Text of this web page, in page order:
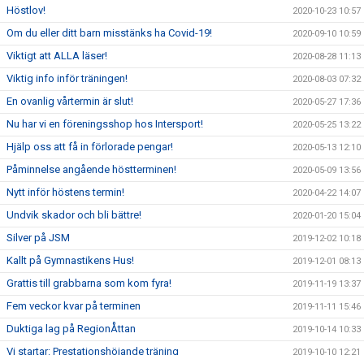
Höstlov! 2020-10-23 10:57
Om du eller ditt barn misstänks ha Covid-19! 2020-09-10 10:59
Viktigt att ALLA läser! 2020-08-28 11:13
Viktig info inför träningen! 2020-08-03 07:32
En ovanlig vårtermin är slut! 2020-05-27 17:36
Nu har vi en föreningsshop hos Intersport! 2020-05-25 13:22
Hjälp oss att få in förlorade pengar! 2020-05-13 12:10
Påminnelse angående höstterminen! 2020-05-09 13:56
Nytt inför höstens termin! 2020-04-22 14:07
Undvik skador och bli bättre! 2020-01-20 15:04
Silver på JSM 2019-12-02 10:18
Kallt på Gymnastikens Hus! 2019-12-01 08:13
Grattis till grabbarna som kom fyra! 2019-11-19 13:37
Fem veckor kvar på terminen 2019-11-11 15:46
Duktiga lag på RegionÅttan 2019-10-14 10:33
Vi startar: Prestationshöjande träning 2019-10-10 12:21